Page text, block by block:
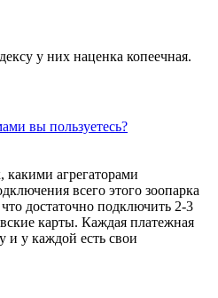
у них наценка копеечная.
вы пользуетесь?
какими агрегаторами
всего этого зоопарка
достаточно подключить 2-3
карты. Каждая платежная
и у каждой есть свои